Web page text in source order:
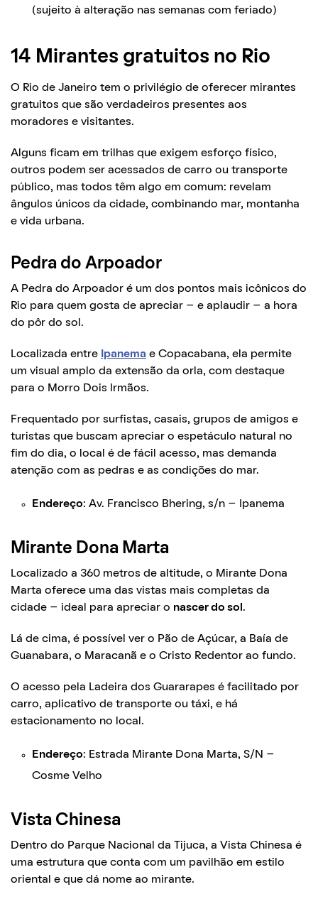
(sujeito à alteração nas semanas com feriado)
14 Mirantes gratuitos no Rio
O Rio de Janeiro tem o privilégio de oferecer mirantes
gratuitos que são verdadeiros presentes aos
moradores e visitantes.
Alguns ficam em trilhas que exigem esforço físico,
outros podem ser acessados de carro ou transporte
público, mas todos têm algo em comum: revelam
ângulos únicos da cidade, combinando mar, montanha
e vida urbana.
Pedra do Arpoador
A Pedra do Arpoador é um dos pontos mais icônicos do
Rio para quem gosta de apreciar – e aplaudir – a hora
do pôr do sol.
Localizada entre Ipanema e Copacabana, ela permite
um visual amplo da extensão da orla, com destaque
para o Morro Dois Irmãos.
Frequentado por surfistas, casais, grupos de amigos e
turistas que buscam apreciar o espetáculo natural no
fim do dia, o local é de fácil acesso, mas demanda
atenção com as pedras e as condições do mar.
Endereço: Av. Francisco Bhering, s/n – Ipanema
Mirante Dona Marta
Localizado a 360 metros de altitude, o Mirante Dona
Marta oferece uma das vistas mais completas da
cidade – ideal para apreciar o nascer do sol .
Lá de cima, é possível ver o Pão de Açúcar, a Baía de
Guanabara, o Maracanã e o Cristo Redentor ao fundo.
O acesso pela Ladeira dos Guararapes é facilitado por
carro, aplicativo de transporte ou táxi, e há
estacionamento no local.
Endereço: Estrada Mirante Dona Marta, S/N –
Cosme Velho
Vista Chinesa
Dentro do Parque Nacional da Tijuca, a Vista Chinesa é
uma estrutura que conta com um pavilhão em estilo
oriental e que dá nome ao mirante.